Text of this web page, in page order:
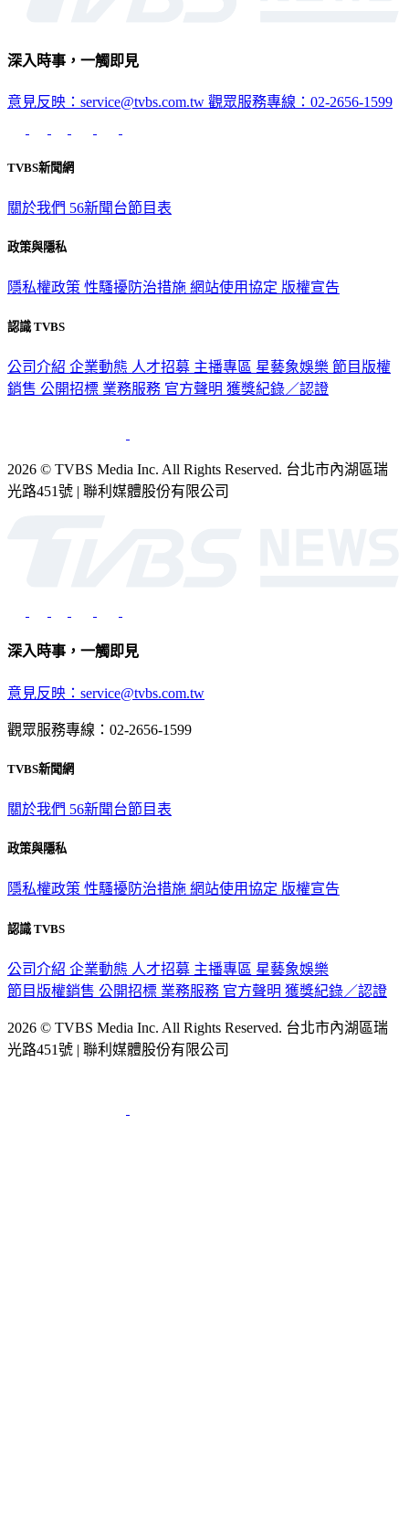
深入時事，一觸即見
意見反映：service@tvbs.com.tw 觀眾服務專線：02-2656-1599
TVBS新聞網
關於我們 56新聞台節目表
政策與隱私
隱私權政策 性騷擾防治措施 網站使用協定 版權宣告
認識 TVBS
公司介紹 企業動態 人才招募 主播專區 星藝象娛樂 節目版權
銷售 公開招標 業務服務 官方聲明 獲獎紀錄／認證
2026 © TVBS Media Inc. All Rights Reserved. 台北市內湖區瑞
光路451號 | 聯利媒體股份有限公司
深入時事，一觸即見
意見反映：service@tvbs.com.tw
觀眾服務專線：02-2656-1599
TVBS新聞網
關於我們 56新聞台節目表
政策與隱私
隱私權政策 性騷擾防治措施 網站使用協定 版權宣告
認識 TVBS
公司介紹 企業動態 人才招募 主播專區 星藝象娛樂
節目版權銷售 公開招標 業務服務 官方聲明 獲獎紀錄／認證
2026 © TVBS Media Inc. All Rights Reserved. 台北市內湖區瑞
光路451號 | 聯利媒體股份有限公司